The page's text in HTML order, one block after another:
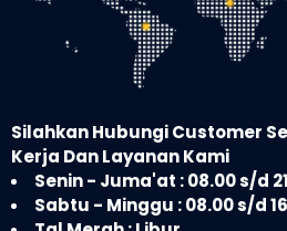
Silahkan Hubungi Customer
Kerja Dan Layanan Kami
Senin - Juma'at : 08.00 s/d
Sabtu - Minggu : 08.00 s/d